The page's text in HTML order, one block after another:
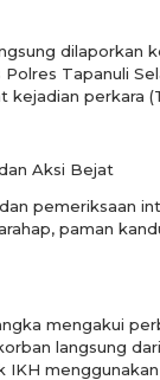
dilaporkan
Tapanuli
kejadian perkara
Aksi Bejat
pemeriksaan
paman
mengakui
langsung
IKH